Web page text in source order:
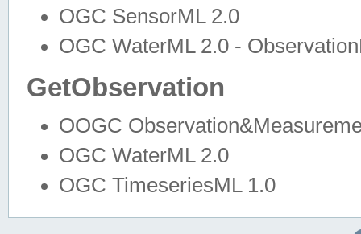
OGC SensorML 2.0
OGC WaterML 2.0 -
GetObservation
OOGC
OGC WaterML 2.0
OGC TimeseriesML 1.0